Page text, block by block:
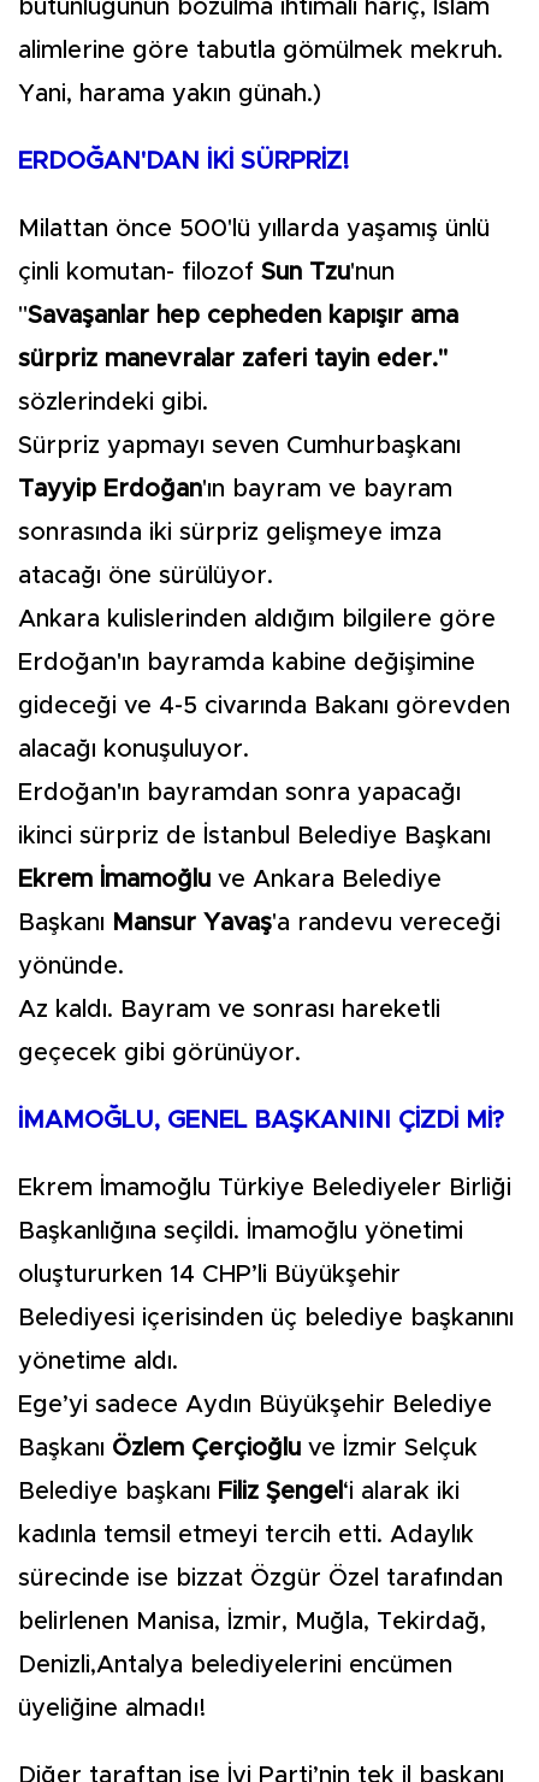
bütünlüğünün bozulma ihtimali hariç, İslam
alimlerine göre tabutla gömülmek mekruh.
Yani, harama yakın günah.)
ERDOĞAN'DAN İKİ SÜRPRİZ!
Milattan önce 500'lü yıllarda yaşamış ünlü
çinli komutan- filozof Sun Tzu'nun
"Savaşanlar hep cepheden kapışır ama
sürpriz manevralar zaferi tayin eder."
sözlerindeki gibi.
Sürpriz yapmayı seven Cumhurbaşkanı
Tayyip Erdoğan'ın bayram ve bayram
sonrasında iki sürpriz gelişmeye imza
atacağı öne sürülüyor.
Ankara kulislerinden aldığım bilgilere göre
Erdoğan'ın bayramda kabine değişimine
gideceği ve 4-5 civarında Bakanı görevden
alacağı konuşuluyor.
Erdoğan'ın bayramdan sonra yapacağı
ikinci sürpriz de İstanbul Belediye Başkanı
Ekrem İmamoğlu ve Ankara Belediye
Başkanı Mansur Yavaş'a randevu vereceği
yönünde.
Az kaldı. Bayram ve sonrası hareketli
geçecek gibi görünüyor.
İMAMOĞLU, GENEL BAŞKANINI ÇİZDİ Mİ?
Ekrem İmamoğlu Türkiye Belediyeler Birliği
Başkanlığına seçildi. İmamoğlu yönetimi
oluştururken 14 CHP’li Büyükşehir
Belediyesi içerisinden üç belediye başkanını
yönetime aldı.
Ege’yi sadece Aydın Büyükşehir Belediye
Başkanı Özlem Çerçioğlu ve İzmir Selçuk
Belediye başkanı Filiz Şengel ‘i alarak iki
kadınla temsil etmeyi tercih etti. Adaylık
sürecinde ise bizzat Özgür Özel tarafından
belirlenen Manisa, İzmir, Muğla, Tekirdağ,
Denizli,Antalya belediyelerini encümen
üyeliğine almadı!
Diğer taraftan ise İyi Parti’nin tek il başkanı